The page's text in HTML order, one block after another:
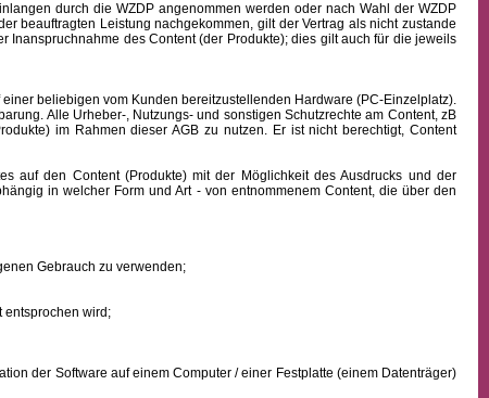
durch die WZDP angenommen werden oder nach Wahl der WZDP
beauftragten Leistung nachgekommen, gilt der Vertrag als nicht zustande
Inanspruchnahme des Content (der Produkte); dies gilt auch für die jeweils
beliebigen vom Kunden bereitzustellenden Hardware (PC-Einzelplatz).
Alle Urheber-, Nutzungs- und sonstigen Schutzrechte am Content, zB
im Rahmen dieser AGB zu nutzen. Er ist nicht berechtigt, Content
den Content (Produkte) mit der Möglichkeit des Ausdrucks und der
in welcher Form und Art - von entnommenem Content, die über den
Gebrauch zu verwenden;
entsprochen wird;
der Software auf einem Computer / einer Festplatte (einem Datenträger)